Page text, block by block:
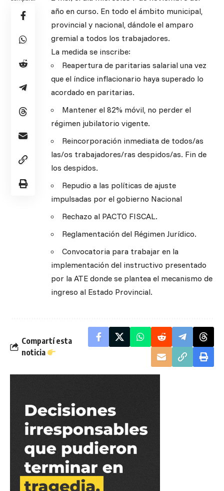
año en curso. En todo el ámbito municipal,
provincial y nacional, dándole el amparo
gremial a todos los trabajadores.
La medida se inscribe:
Reapertura de paritarias salarial una vez
que el índice inflacionario haya superado lo
acordado en paritarias.
Mantener el 82% móvil, no perder el
régimen jubilatorio vigente.
Reincorporación inmediata de todos/as
las/os trabajadores/ras despidos/as. Fin de
los despidos.
Repudio a las políticas de ajuste
impulsadas por el gobierno Nacional
Rechazo al PACTO FISCAL.
Reglamentación del Régimen Jurídico.
Convocatoria para trabajar en la
implementación del instructivo presentado
por la ATE donde se plantea el mecanismo de
ingreso al Estado Provincial.
Compartí esta
noticia